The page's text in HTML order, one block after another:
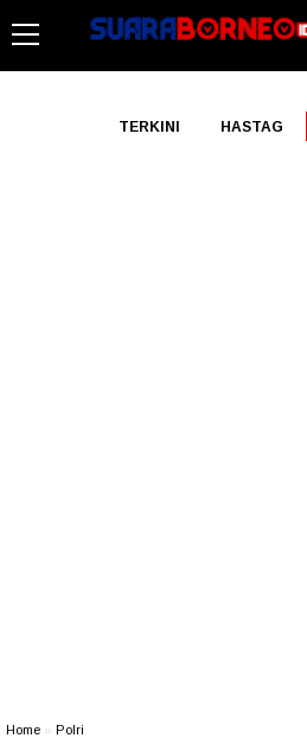
TERKINI HASTAG
Home Polri